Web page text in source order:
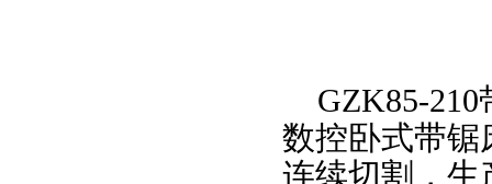
GZK85-210
数控卧式带锯
连续切割，生